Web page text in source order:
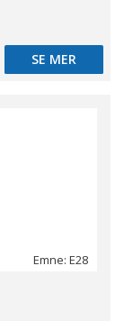
SE MER
SE MER
Emne: E28